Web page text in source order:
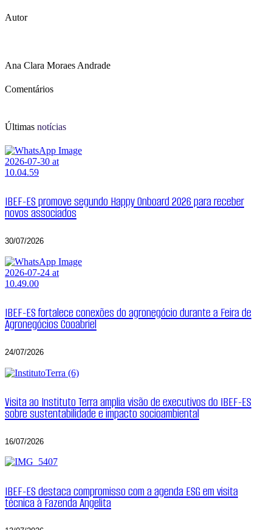
Autor
Ana Clara Moraes Andrade
Comentários
Últimas notícias
IBEF-ES promove segundo Happy Onboard 2026 para receber
novos associados
30/07/2026
IBEF-ES fortalece conexões do agronegócio durante a Feira de
Agronegócios Cooabriel
24/07/2026
Visita ao Instituto Terra amplia visão de executivos do IBEF-ES
sobre sustentabilidade e impacto socioambiental
16/07/2026
IBEF-ES destaca compromisso com a agenda ESG em visita
técnica à Fazenda Angelita